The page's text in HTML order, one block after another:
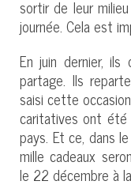
sortir de leur
journée. Cela est
En juin dernier,
partage. Ils
saisi cette
caritatives ont été
pays. Et ce, dans
mille cadeaux
le 22 décembre à